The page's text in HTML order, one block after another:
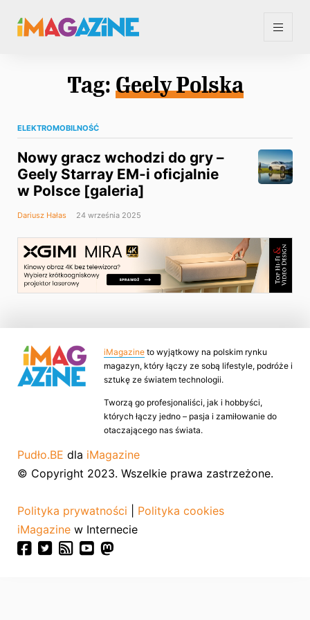
Tag: Geely Polska
ELEKTROMOBILNOŚĆ
Nowy gracz wchodzi do gry –
Geely Starray EM-i oficjalnie
w Polsce [galeria]
Dariusz Hałas 24 września 2025
iMagazine to wyjątkowy na polskim rynku
magazyn, który łączy ze sobą lifestyle, podróże i
sztukę ze światem technologii.
Tworzą go profesjonaliści, jak i hobbyści,
których łączy jedno – pasja i zamiłowanie do
otaczającego nas świata.
Pudło.BE dla iMagazine
© Copyright 2023. Wszelkie prawa zastrzeżone.
Polityka prywatności
Polityka cookies
iMagazine w Internecie